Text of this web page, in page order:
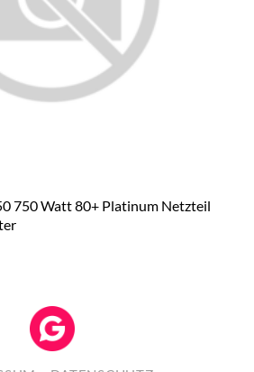
750 Watt 80+ Platinum Netzteil